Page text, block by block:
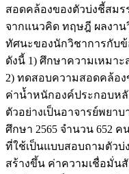
สอดคล้องของตัวบ่งชี้สม
จากแนวคิด ทฤษฎี ผลงาน
ทัศนะของนักวิชาการกับข้
ดังนี้ 1) ศึกษาความเหมา
2) ทดสอบความสอดคล้อ
ค่าน้ำหนักองค์ประกอบห
ตัวอย่างเป็นอาจารย์พยา
ศึกษา 2565 จำนวน 652
ที่ใช้เป็นแบบสอบถามตัวบ่
สร้างขึ้น ค่าความเชื่อมั่น